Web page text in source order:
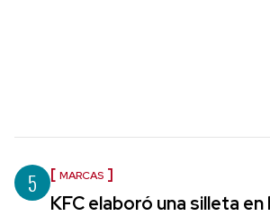
5 MARCAS
KFC elaboró una silleta en